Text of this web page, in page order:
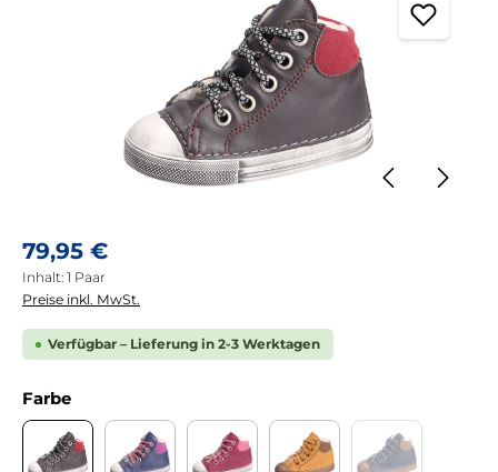
Regulärer Preis:
79,95 €
Inhalt: 1 Paar
Preise inkl. MwSt.
Verfügbar – Lieferung in 2-3 Werktagen
Farbeauswählen